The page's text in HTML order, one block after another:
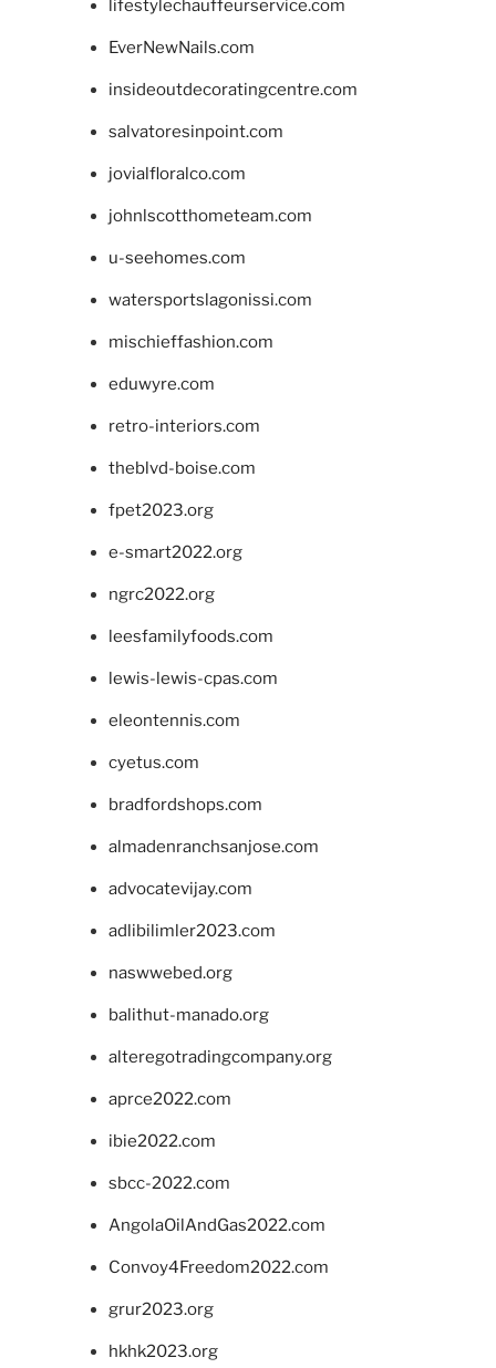
lifestylechauffeurservice.com
EverNewNails.com
insideoutdecoratingcentre.com
salvatoresinpoint.com
jovialfloralco.com
johnlscotthometeam.com
u-seehomes.com
watersportslagonissi.com
mischieffashion.com
eduwyre.com
retro-interiors.com
theblvd-boise.com
fpet2023.org
e-smart2022.org
ngrc2022.org
leesfamilyfoods.com
lewis-lewis-cpas.com
eleontennis.com
cyetus.com
bradfordshops.com
almadenranchsanjose.com
advocatevijay.com
adlibilimler2023.com
naswwebed.org
balithut-manado.org
alteregotradingcompany.org
aprce2022.com
ibie2022.com
sbcc-2022.com
AngolaOilAndGas2022.com
Convoy4Freedom2022.com
grur2023.org
hkhk2023.org